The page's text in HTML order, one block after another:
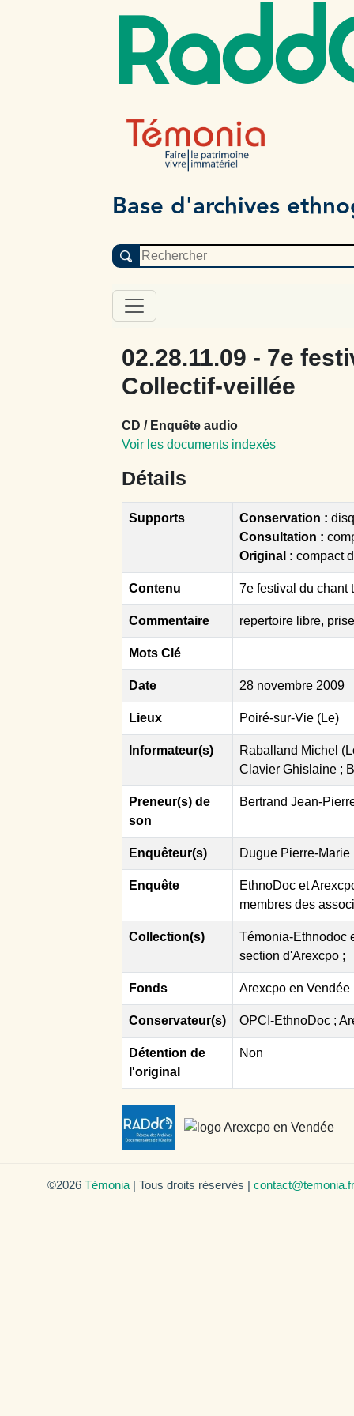
Base d'archives
02.28.11.09 - 7e
Collectif-veillée
CD / Enquête audio
Voir les documents indexés
Détails
Supports Conservation :
Consultation :
Original : compact
Contenu 7e festival du chant
Commentaire repertoire libre,
Mots Clé
Date 28 novembre 2009
Lieux Poiré-sur-Vie (Le)
Informateur(s)
Raballand Michel
Clavier Ghislaine ;
Preneur(s) de
son
Bertrand Jean-
Enquêteur(s) Dugue Pierre-Marie
Enquête
EthnoDoc et
membres des
Collection(s)
Témonia-Ethnodoc
section d'Arexcpo ;
Fonds Arexcpo en Vendée
Conservateur(s) OPCI-EthnoDoc ;
Détention de
l'original
Non
©2026 Témonia | Tous droits réservés | contact@temonia.fr